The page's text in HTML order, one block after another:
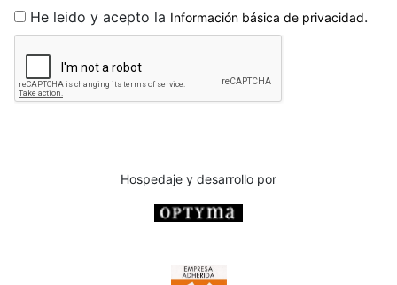
He leido y acepto la Información básica de privacidad.
Hospedaje y desarrollo por